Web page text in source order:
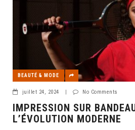
BEAUTÉ & MODE
juillet 24, 2024 | No Comments
IMPRESSION SUR
L’ÉVOLUTION MODERNE